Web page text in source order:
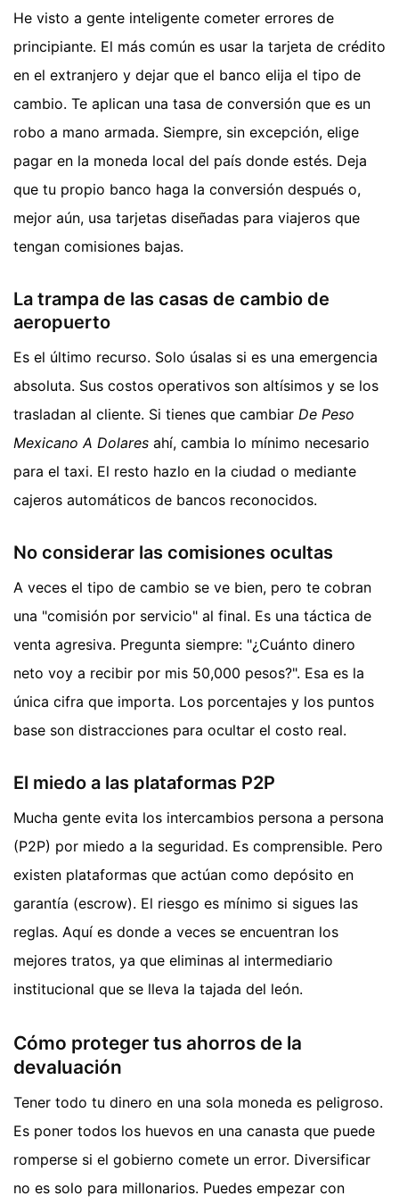
He visto a gente inteligente cometer errores de
principiante. El más común es usar la tarjeta de crédito
en el extranjero y dejar que el banco elija el tipo de
cambio. Te aplican una tasa de conversión que es un
robo a mano armada. Siempre, sin excepción, elige
pagar en la moneda local del país donde estés. Deja
que tu propio banco haga la conversión después o,
mejor aún, usa tarjetas diseñadas para viajeros que
tengan comisiones bajas.
La trampa de las casas de cambio de
aeropuerto
Es el último recurso. Solo úsalas si es una emergencia
absoluta. Sus costos operativos son altísimos y se los
trasladan al cliente. Si tienes que cambiar De Peso
Mexicano A Dolares ahí, cambia lo mínimo necesario
para el taxi. El resto hazlo en la ciudad o mediante
cajeros automáticos de bancos reconocidos.
No considerar las comisiones ocultas
A veces el tipo de cambio se ve bien, pero te cobran
una "comisión por servicio" al final. Es una táctica de
venta agresiva. Pregunta siempre: "¿Cuánto dinero
neto voy a recibir por mis 50,000 pesos?". Esa es la
única cifra que importa. Los porcentajes y los puntos
base son distracciones para ocultar el costo real.
El miedo a las plataformas P2P
Mucha gente evita los intercambios persona a persona
(P2P) por miedo a la seguridad. Es comprensible. Pero
existen plataformas que actúan como depósito en
garantía (escrow). El riesgo es mínimo si sigues las
reglas. Aquí es donde a veces se encuentran los
mejores tratos, ya que eliminas al intermediario
institucional que se lleva la tajada del león.
Cómo proteger tus ahorros de la
devaluación
Tener todo tu dinero en una sola moneda es peligroso.
Es poner todos los huevos en una canasta que puede
romperse si el gobierno comete un error. Diversificar
no es solo para millonarios. Puedes empezar con